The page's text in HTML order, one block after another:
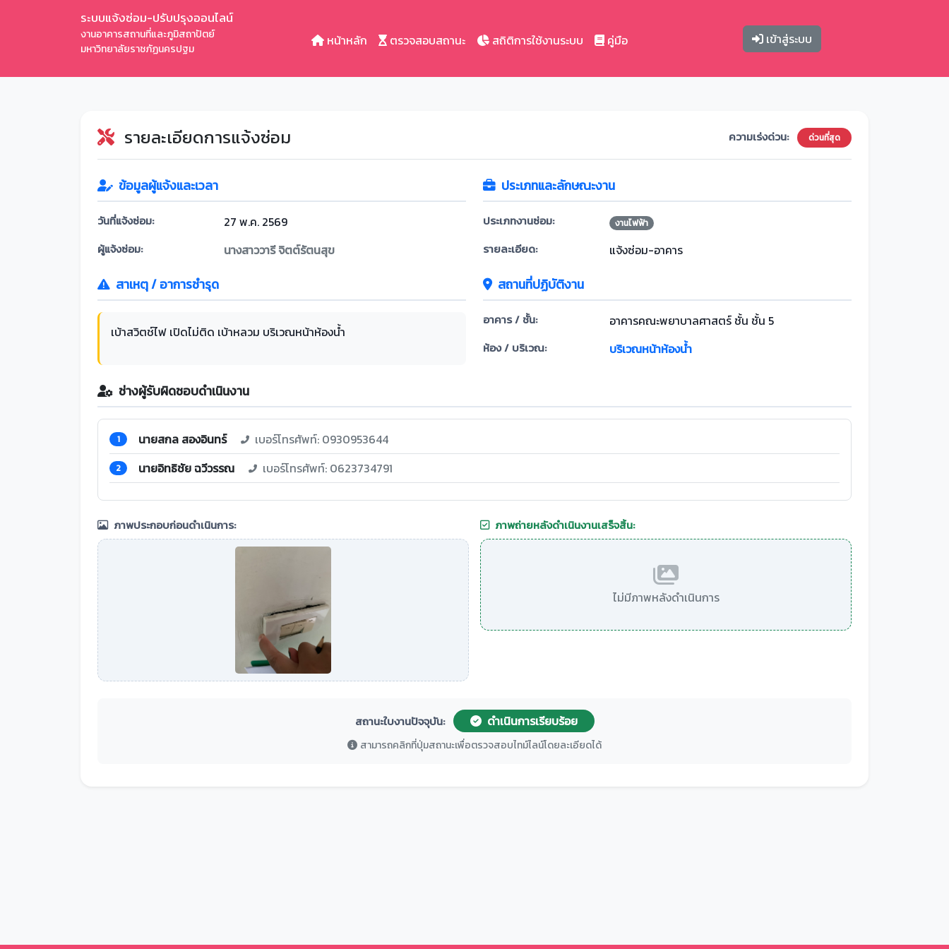
ระบบแจ้งซ่อม-ปรับปรุงออนไลน์
งานอาคารสถานที่และภูมิสถาปัตย์
มหาวิทยาลัยราชภัฏนครปฐม
หน้าหลัก ตรวจสอบสถานะ สถิติการใช้งานระบบ คู่มือ เข้าสู่ระบบ
รายละเอียดการแจ้งซ่อม ความเร่งด่วน: ด่วนที่สุด
ข้อมูลผู้แจ้งและเวลา
วันที่แจ้งซ่อม: 27 พ.ค. 2569
ผู้แจ้งซ่อม: นางสาววารี จิตต์รัตนสุข
ประเภทและลักษณะงาน
ประเภทงานซ่อม: งานไฟฟ้า
รายละเอียด: แจ้งซ่อม-อาคาร
สาเหตุ / อาการชำรุด
เบ้าสวิตช์ไฟ เปิดไม่ติด เบ้าหลวม บริเวณหน้าห้องน้ำ
สถานที่ปฏิบัติงาน
อาคาร / ชั้น: อาคารคณะพยาบาลศาสตร์ ชั้น ชั้น 5
ห้อง / บริเวณ: บริเวณหน้าห้องน้ำ
ช่างผู้รับผิดชอบดำเนินงาน
1 นายสกล สองอินทร์ เบอร์โทรศัพท์: 0930953644
2 นายอิทธิชัย ฉวีวรรณ เบอร์โทรศัพท์: 0623734791
ภาพประกอบก่อนดำเนินการ: ภาพถ่ายหลังดำเนินงานเสร็จสิ้น:
ไม่มีภาพหลังดำเนินการ
สถานะใบงานปัจจุบัน: ดำเนินการเรียบร้อย
สามารถคลิกที่ปุ่มสถานะเพื่อตรวจสอบไทม์ไลน์โดยละเอียดได้